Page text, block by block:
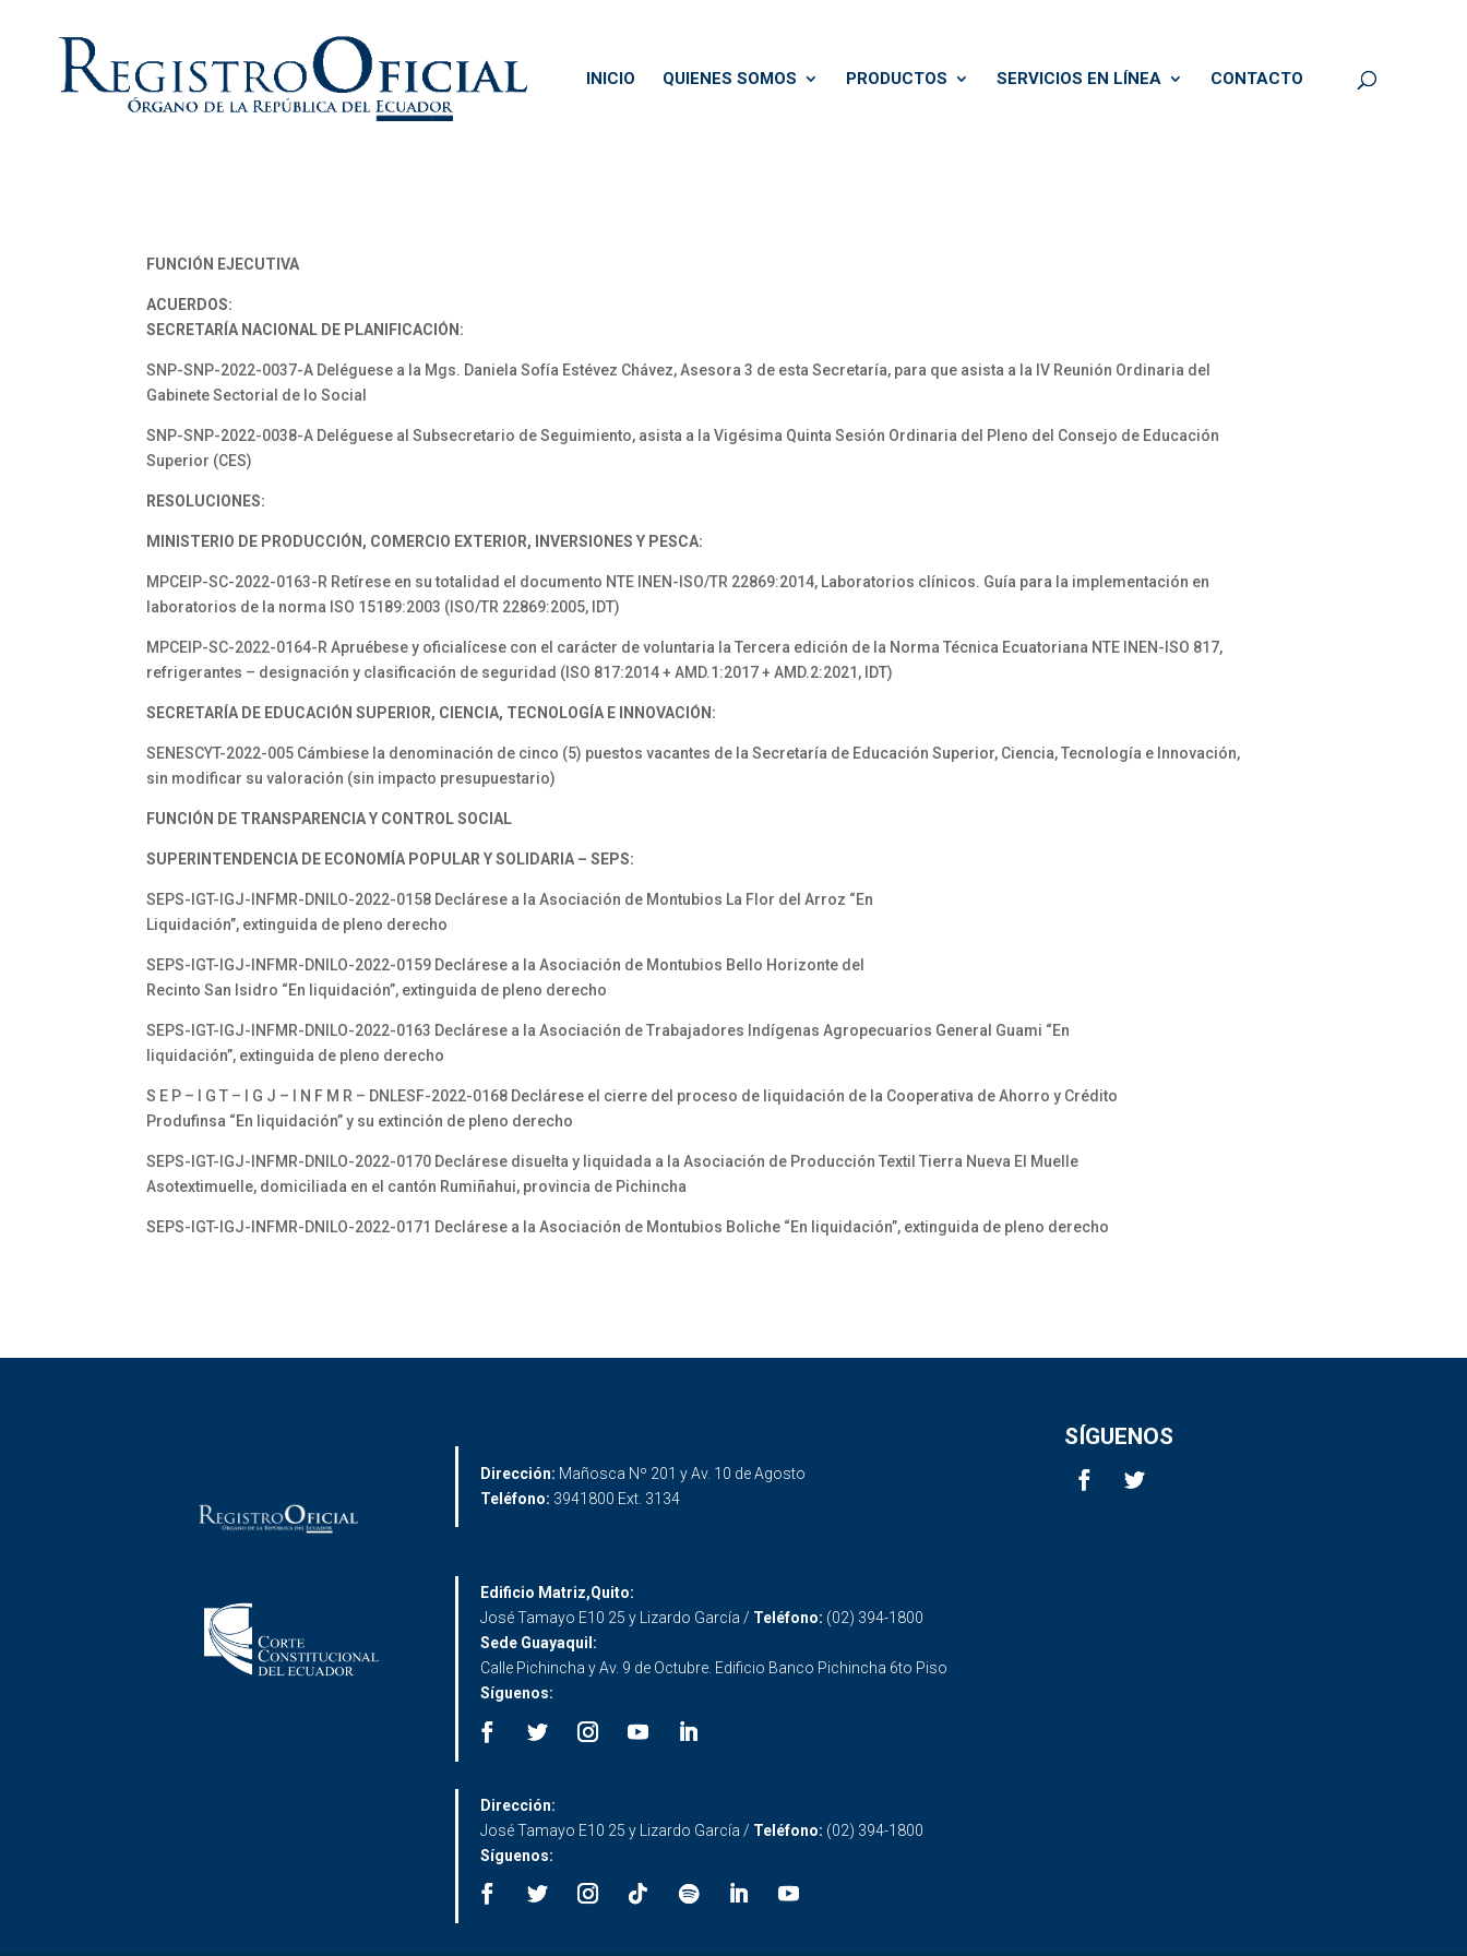
INICIO QUIENES SOMOS PRODUCTOS SERVICIOS EN LÍNEA CONTACTO
FUNCIÓN EJECUTIVA
ACUERDOS:
SECRETARÍA NACIONAL DE PLANIFICACIÓN:
SNP-SNP-2022-0037-A Deléguese a la Mgs. Daniela Sofía Estévez Chávez, Asesora 3 de esta Secretaría, para que asista a la IV Reunión Ordinaria del
Gabinete Sectorial de lo Social
SNP-SNP-2022-0038-A Deléguese al Subsecretario de Seguimiento, asista a la Vigésima Quinta Sesión Ordinaria del Pleno del Consejo de Educación
Superior (CES)
RESOLUCIONES:
MINISTERIO DE PRODUCCIÓN, COMERCIO EXTERIOR, INVERSIONES Y PESCA:
MPCEIP-SC-2022-0163-R Retírese en su totalidad el documento NTE INEN-ISO/TR 22869:2014, Laboratorios clínicos. Guía para la implementación en
laboratorios de la norma ISO 15189:2003 (ISO/TR 22869:2005, IDT)
MPCEIP-SC-2022-0164-R Apruébese y oficialícese con el carácter de voluntaria la Tercera edición de la Norma Técnica Ecuatoriana NTE INEN-ISO 817,
refrigerantes – designación y clasificación de seguridad (ISO 817:2014 + AMD.1:2017 + AMD.2:2021, IDT)
SECRETARÍA DE EDUCACIÓN SUPERIOR, CIENCIA, TECNOLOGÍA E INNOVACIÓN:
SENESCYT-2022-005 Cámbiese la denominación de cinco (5) puestos vacantes de la Secretaría de Educación Superior, Ciencia, Tecnología e Innovación,
sin modificar su valoración (sin impacto presupuestario)
FUNCIÓN DE TRANSPARENCIA Y CONTROL SOCIAL
SUPERINTENDENCIA DE ECONOMÍA POPULAR Y SOLIDARIA – SEPS:
SEPS-IGT-IGJ-INFMR-DNILO-2022-0158 Declárese a la Asociación de Montubios La Flor del Arroz “En
Liquidación”, extinguida de pleno derecho
SEPS-IGT-IGJ-INFMR-DNILO-2022-0159 Declárese a la Asociación de Montubios Bello Horizonte del
Recinto San Isidro “En liquidación”, extinguida de pleno derecho
SEPS-IGT-IGJ-INFMR-DNILO-2022-0163 Declárese a la Asociación de Trabajadores Indígenas Agropecuarios General Guami “En
liquidación”, extinguida de pleno derecho
S E P – I G T – I G J – I N F M R – DNLESF-2022-0168 Declárese el cierre del proceso de liquidación de la Cooperativa de Ahorro y Crédito
Produfinsa “En liquidación” y su extinción de pleno derecho
SEPS-IGT-IGJ-INFMR-DNILO-2022-0170 Declárese disuelta y liquidada a la Asociación de Producción Textil Tierra Nueva El Muelle
Asotextimuelle, domiciliada en el cantón Rumiñahui, provincia de Pichincha
SEPS-IGT-IGJ-INFMR-DNILO-2022-0171 Declárese a la Asociación de Montubios Boliche “En liquidación”, extinguida de pleno derecho
Dirección: Mañosca Nº 201 y Av. 10 de Agosto
Teléfono: 3941800 Ext. 3134
SÍGUENOS
Edificio Matriz,Quito:
José Tamayo E10 25 y Lizardo García / Teléfono: (02) 394-1800
Sede Guayaquil:
Calle Pichincha y Av. 9 de Octubre. Edificio Banco Pichincha 6to Piso
Síguenos:
Dirección:
José Tamayo E10 25 y Lizardo García / Teléfono: (02) 394-1800
Síguenos: